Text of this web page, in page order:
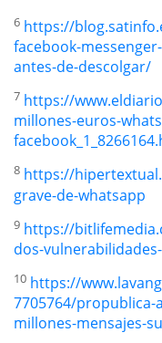
6 https://
facebook-
antes-de-descolgar/
7 https://
millones-euros-
8 https://
grave-de-whatsapp
9 https://
dos-
10 https://
7705764/propublica-
millones-mensajes-